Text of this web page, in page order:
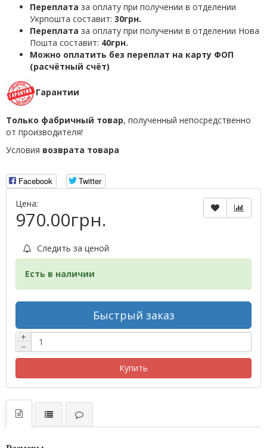
Переплата за оплату при получении в отделении
Укрпошта составит: 30грн.
Переплата за оплату при получении в отделении Нова
Пошта составит: 40грн.
Можно оплатить без переплат на карту ФОП
(расчётный счёт)
Гарантии
Только фабричный товар, полученный непосредственно
от производителя!
Условия возврата товара
Facebook
Twitter
Цена:
970.00грн.
Следить за ценой
Есть в наличии
Быстрый заказ
+
−
Купить